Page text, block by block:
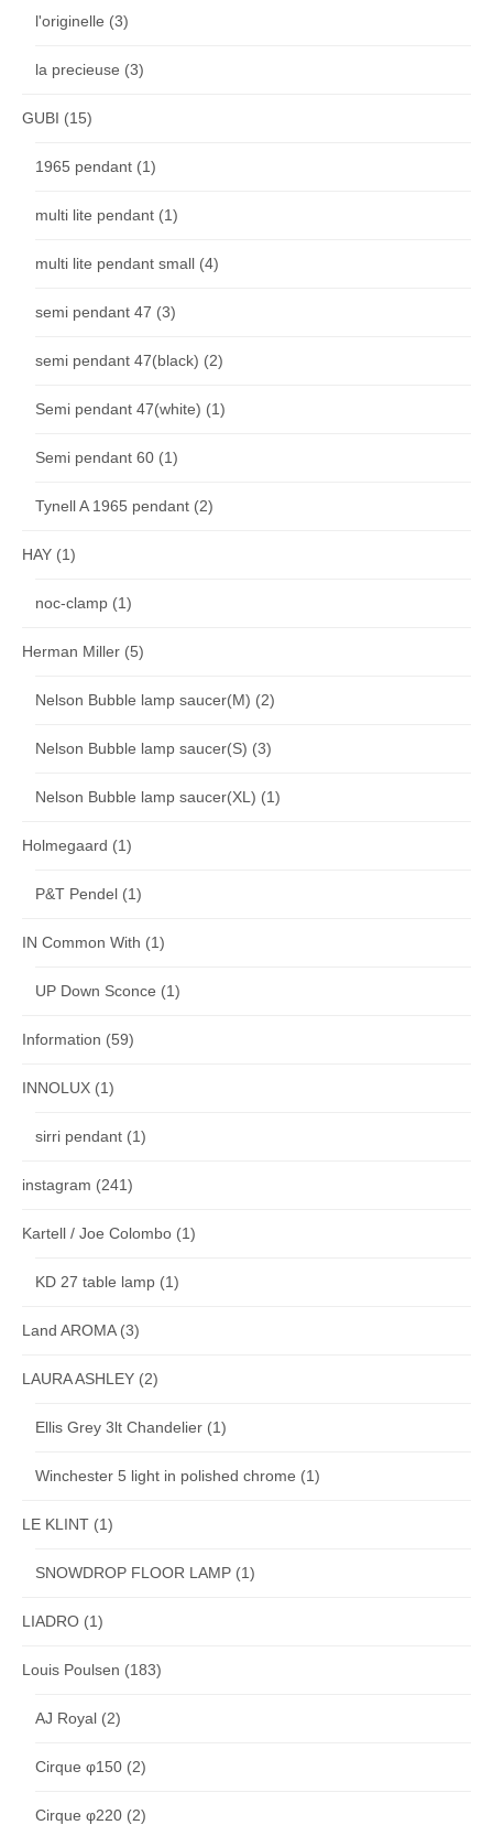
l'originelle (3)
la precieuse (3)
GUBI (15)
1965 pendant (1)
multi lite pendant (1)
multi lite pendant small (4)
semi pendant 47 (3)
semi pendant 47(black) (2)
Semi pendant 47(white) (1)
Semi pendant 60 (1)
Tynell A 1965 pendant (2)
HAY (1)
noc-clamp (1)
Herman Miller (5)
Nelson Bubble lamp saucer(M) (2)
Nelson Bubble lamp saucer(S) (3)
Nelson Bubble lamp saucer(XL) (1)
Holmegaard (1)
P&T Pendel (1)
IN Common With (1)
UP Down Sconce (1)
Information (59)
INNOLUX (1)
sirri pendant (1)
instagram (241)
Kartell / Joe Colombo (1)
KD 27 table lamp (1)
Land AROMA(3)
LAURA ASHLEY (2)
Ellis Grey 3lt Chandelier (1)
Winchester 5 light in polished chrome (1)
LE KLINT (1)
SNOWDROP FLOOR LAMP (1)
LIADRO (1)
Louis Poulsen (183)
AJ Royal (2)
Cirque φ150 (2)
Cirque φ220 (2)